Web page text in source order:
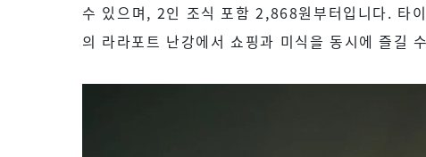
수 있으며, 2인 조식 포함 2,868원부터입니다. 타
의 라라포트 난강에서 쇼핑과 미식을 동시에 즐길